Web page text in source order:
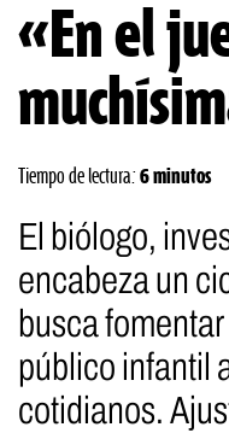
«En el
Tiempo de lectura: 6 minutos
El biólogo,
encabeza un
busca
público infantil
cotidianos.